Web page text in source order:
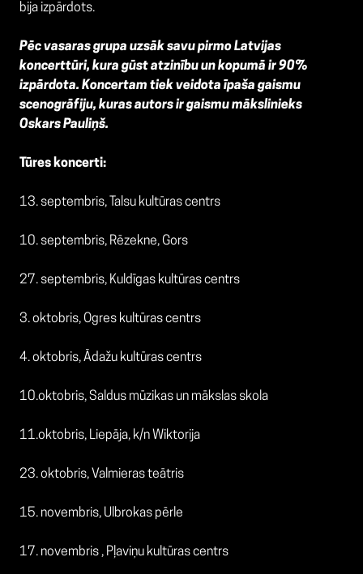
bija izpārdots.
Pēc vasaras grupa uzsāk savu pirmo Latvijas
koncerttūri, kura gūst atzinību un kopumā ir 90%
izpārdota. Koncertam tiek veidota īpaša gaismu
scenogrāfiju, kuras autors ir gaismu mākslinieks
Oskars Pauliņš.
Tūres koncerti:
13. septembris, Talsu kultūras centrs
10. septembris, Rēzekne, Gors
27. septembris, Kuldīgas kultūras centrs
3. oktobris, Ogres kultūras centrs
4. oktobris, Ādažu kultūras centrs
10.oktobris, Saldus mūzikas un mākslas skola
11.oktobris, Liepāja, k/n Wiktorija
23. oktobris, Valmieras teātris
15. novembris, Ulbrokas pērle
17. novembris , Pļaviņu kultūras centrs